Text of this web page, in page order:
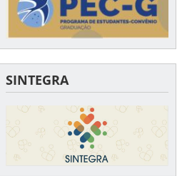
SINTEGRA